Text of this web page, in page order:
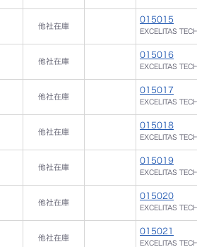
他社在庫
015015
EXCELITAS
他社在庫
015016
EXCELITAS
他社在庫
015017
EXCELITAS
他社在庫
015018
EXCELITAS
他社在庫
015019
EXCELITAS
他社在庫
015020
EXCELITAS
他社在庫
015021
EXCELITAS